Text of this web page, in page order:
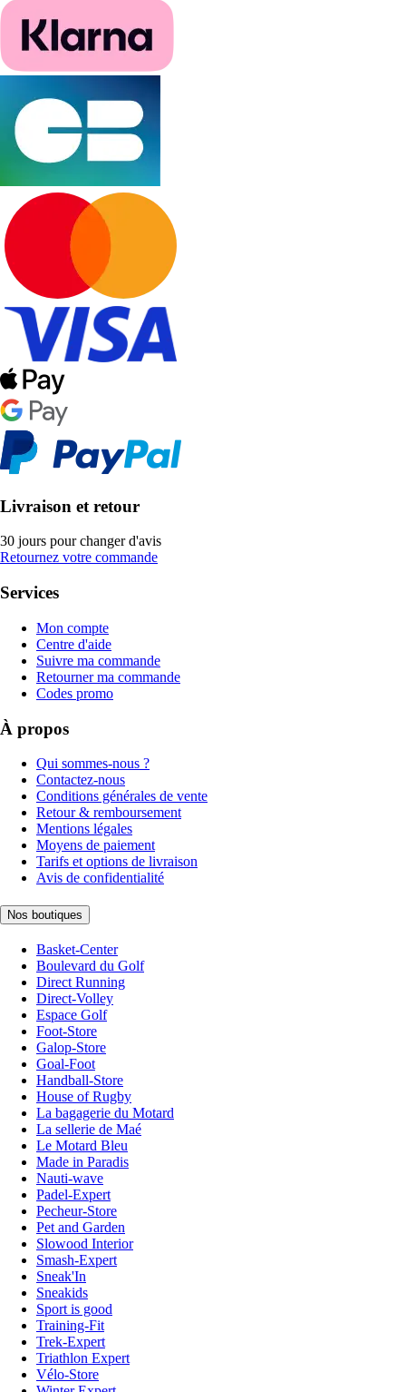
Livraison et retour
30 jours pour changer d'avis
Retournez votre commande
Services
Mon compte
Centre d'aide
Suivre ma commande
Retourner ma commande
Codes promo
À propos
Qui sommes-nous ?
Contactez-nous
Conditions générales de vente
Retour & remboursement
Mentions légales
Moyens de paiement
Tarifs et options de livraison
Avis de confidentialité
Nos boutiques
Basket-Center
Boulevard du Golf
Direct Running
Direct-Volley
Espace Golf
Foot-Store
Galop-Store
Goal-Foot
Handball-Store
House of Rugby
La bagagerie du Motard
La sellerie de Maé
Le Motard Bleu
Made in Paradis
Nauti-wave
Padel-Expert
Pecheur-Store
Pet and Garden
Slowood Interior
Smash-Expert
Sneak'In
Sneakids
Sport is good
Training-Fit
Trek-Expert
Triathlon Expert
Vélo-Store